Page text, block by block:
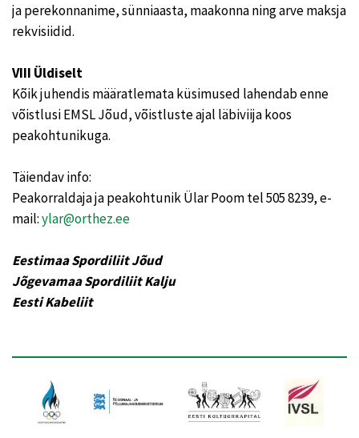
ja perekonnanime, sünniaasta, maakonna ning arve maksja
rekvisiidid.
VIII Üldiselt
Kõik juhendis määratlemata küsimused lahendab enne
võistlusi EMSL Jõud, võistluste ajal läbiviija koos
peakohtunikuga.
Täiendav info:
Peakorraldaja ja peakohtunik Ülar Poom tel 505 8239, e-
mail:ylar@orthez.ee
Eestimaa Spordiliit Jõud
Jõgevamaa Spordiliit Kalju
Eesti Kabeliit